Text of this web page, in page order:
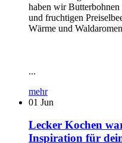
haben wir
und fruchtigen
Wärme und
...
mehr
01 Jun
Lecker Kochen
Inspiration für